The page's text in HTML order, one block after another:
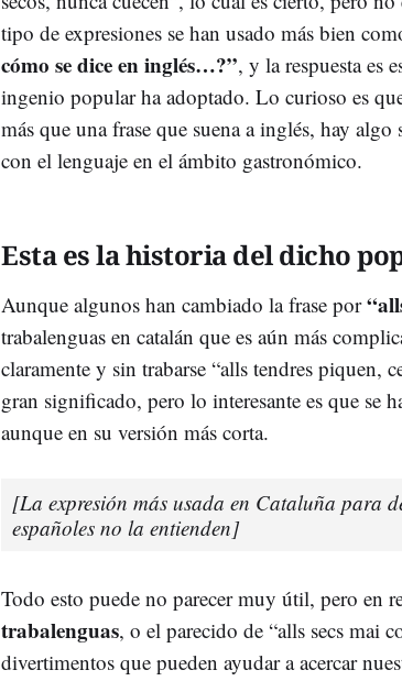
tipo de expresiones se han usado más bien
cómo se dice en inglés…?”, y la respuesta es
ingenio popular ha adoptado. Lo curioso es
más que una frase que suena a inglés, hay
con el lenguaje en el ámbito gastronómico.
Esta es la historia del dicho
Aunque algunos han cambiado la frase por
trabalenguas en catalán que es aún más
claramente y sin trabarse “alls tendres piquen,
gran significado, pero lo interesante es que se
aunque en su versión más corta.
[La expresión más usada en Cataluña para
españoles no la entienden]
Todo esto puede no parecer muy útil, pero en
trabalenguas, o el parecido de “alls secs mai
divertimentos que pueden ayudar a acercar